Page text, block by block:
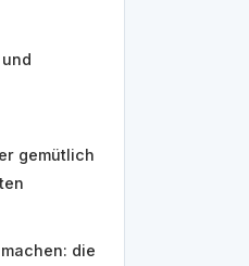
gemütlich
die